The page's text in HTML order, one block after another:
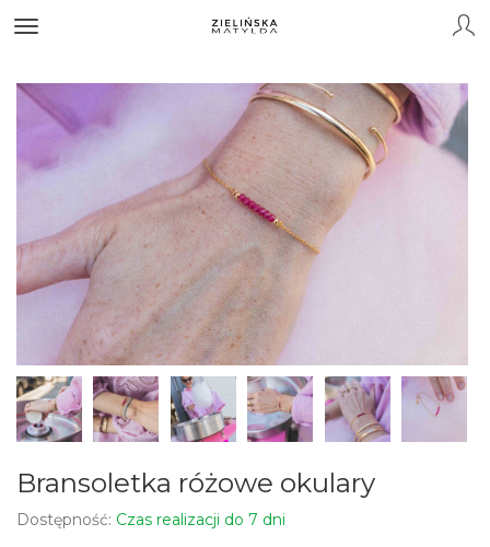
Bransoletka różowe okulary
Dostępność: Czas realizacji do 7 dni